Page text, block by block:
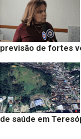
previsão de fortes
de saúde em